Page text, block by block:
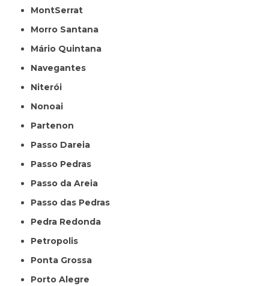
MontSerrat
Morro Santana
Mário Quintana
Navegantes
Niterói
Nonoai
Partenon
Passo Dareia
Passo Pedras
Passo da Areia
Passo das Pedras
Pedra Redonda
Petropolis
Ponta Grossa
Porto Alegre